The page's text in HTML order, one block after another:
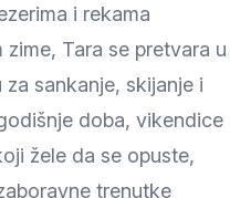
i rekama
Tara se pretvara u
sankanje, skijanje i
doba, vikendice
žele da se opuste,
trenutke